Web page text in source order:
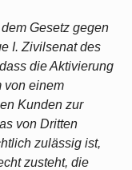
Gesetz gegen
I. Zivilsenat des
die Aktivierung
von einem
Kunden zur
von Dritten
zulässig ist,
zusteht, die